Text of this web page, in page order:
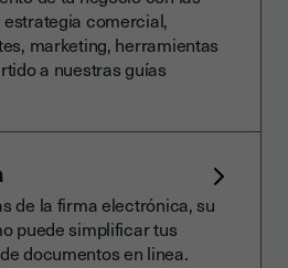
comercial,
marketing, herramientas
a nuestras guías
de la firma electrónica, su
puede simplificar tus
documentos en linea.